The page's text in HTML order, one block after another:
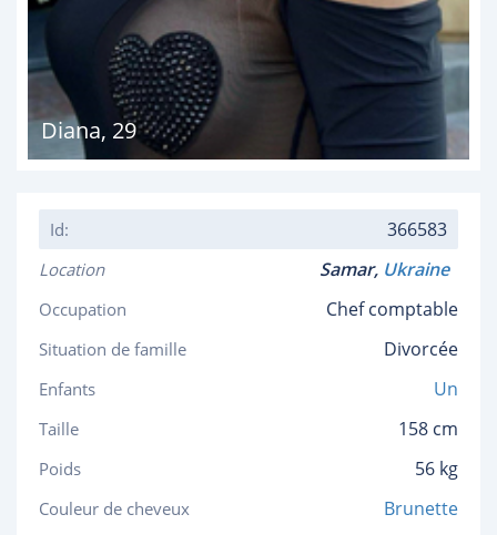
Diana, 29
Id: 366583
Location Samar, Ukraine
Occupation Chef comptable
Situation de famille Divorcée
Enfants Un
Taille 158 cm
Poids 56 kg
Couleur de cheveux Brunette